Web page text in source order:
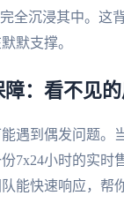
全沉浸其中。这
默支撑。
：看不见
遇到偶发问题。
7x24小时的实时
能快速响应，帮